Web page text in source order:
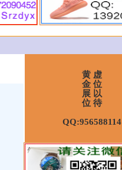
黄 虚
金 位
展 以
位 待
QQ:956588114